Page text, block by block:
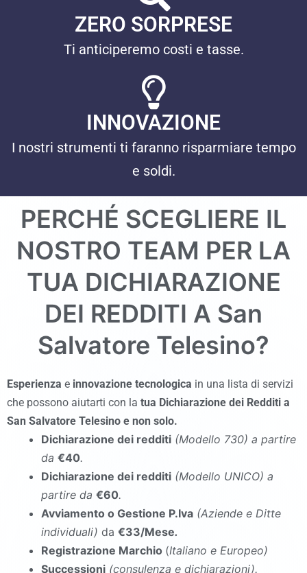
ZERO SORPRESE
Ti anticiperemo costi e tasse.
INNOVAZIONE
I nostri strumenti ti faranno risparmiare tempo
e soldi.
PERCHÉ SCEGLIERE IL
NOSTRO TEAM PER LA
TUA DICHIARAZIONE
DEI REDDITI A San
Salvatore Telesino?
Esperienza e innovazione tecnologica in una lista di servizi
che possono aiutarti con la tua Dichiarazione dei Redditi a
San Salvatore Telesino e non solo.
Dichiarazione dei redditi (Modello 730) a partire
da €40.
Dichiarazione dei redditi (Modello UNICO) a
partire da €60.
Avviamento o Gestione P.Iva (Aziende e Ditte
individuali) da €33/Mese.
Registrazione Marchio (Italiano e Europeo)
Successioni (consulenza e dichiarazioni).